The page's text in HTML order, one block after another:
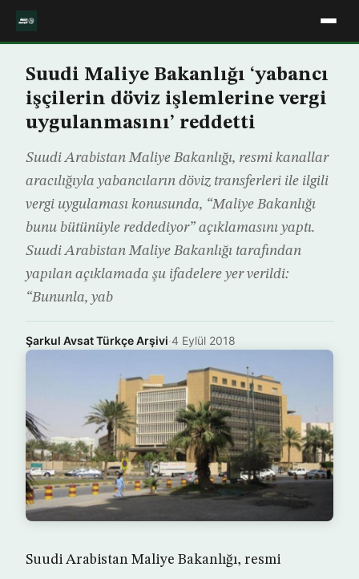
Suudi Maliye Bakanlığı ‘yabancı
işçilerin döviz işlemlerine vergi
uygulanmasını’ reddetti
Suudi Arabistan Maliye Bakanlığı, resmi kanallar
aracılığıyla yabancıların döviz transferleri ile ilgili
vergi uygulaması konusunda, “Maliye Bakanlığı
bunu bütünüyle reddediyor” açıklamasını yaptı.
Suudi Arabistan Maliye Bakanlığı tarafından
yapılan açıklamada şu ifadelere yer verildi:
“Bununla, yab
Şarkul Avsat Türkçe Arşivi·4 Eylül 2018
Suudi Arabistan Maliye Bakanlığı, resmi